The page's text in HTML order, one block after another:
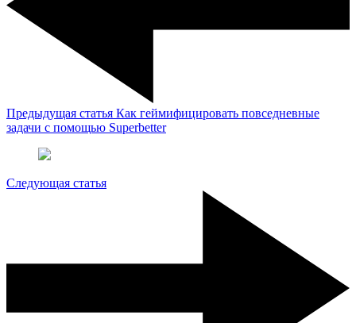
Предыдущая статья Как геймифицировать повседневные
задачи с помощью Superbetter
Следующая статья